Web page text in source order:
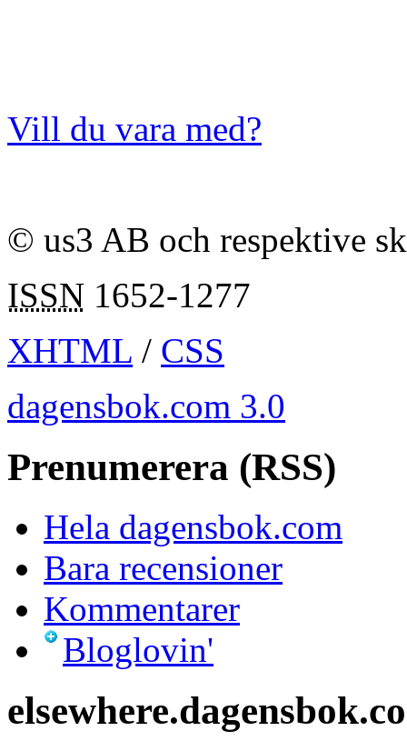
Vill du vara med?
© us3 AB och respektive
ISSN 1652-1277
XHTML / CSS
dagensbok.com 3.0
Prenumerera (RSS)
Hela dagensbok.com
Bara recensioner
Kommentarer
Bloglovin'